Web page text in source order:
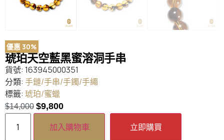
優惠 30%
琥珀天空藍黑蜜溶洞手串
貨號: 163945000351
分類: 手鏈/手串/手鐲/手繩
標籤: 琥珀/蜜蠟
$14,000 $9,800
加入購物車 立即購買